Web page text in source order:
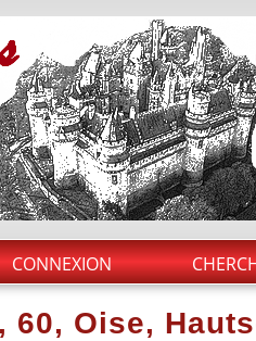
CONNEXION
Oise,